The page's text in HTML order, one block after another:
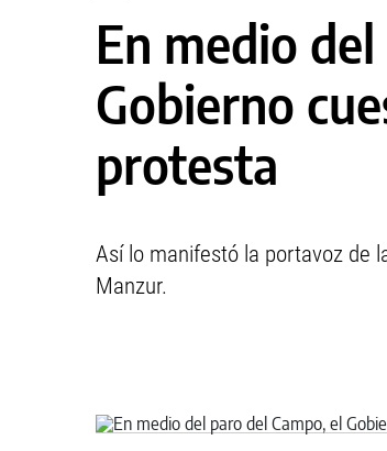
En medio
Gobierno
protesta
Así lo manifestó la portavoz de
Manzur.